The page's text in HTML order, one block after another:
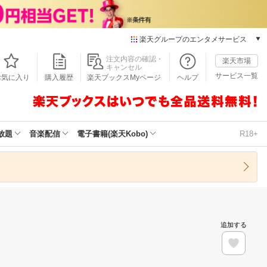
楽天グループのエンタメサービス
本/ゲーム/CD/DVD
楽天ブックス
楽天Kobo
楽天ミュージック
楽天TV
気に入り 購入履歴
注文内容の確認・
キャンセル
楽天ブックスMyページ
ヘルプ
楽天市場
サービス一覧
題 音楽配信 電子書籍(楽天Kobo) R18+
追加する